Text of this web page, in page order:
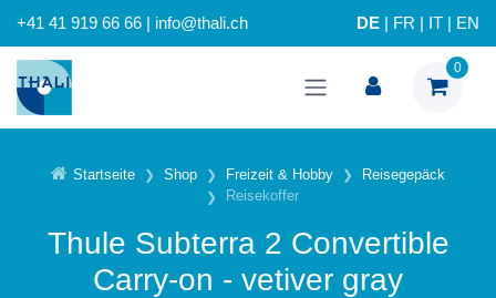
+41 41 919 66 66 | info@thali.ch DE FR IT EN
0
Startseite Shop Freizeit & Hobby
Reisegepäck
Reisekoffer
Thule Subterra 2 Convertible
Carry-on - vetiver gray